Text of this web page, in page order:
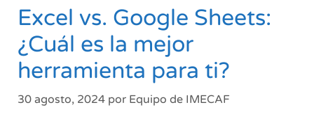
Excel vs. Google Sheets:
¿Cuál es la mejor
herramienta para ti?
30 agosto, 2024 por Equipo de IMECAF